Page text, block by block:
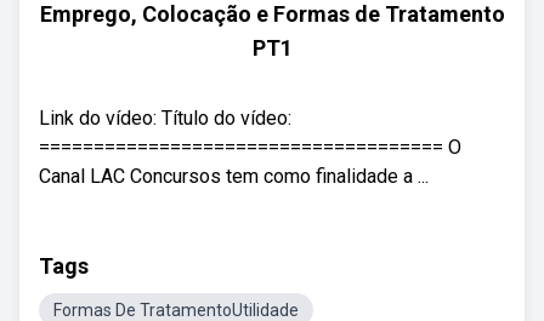
Emprego, Colocação e Formas de Tratamento
PT1
Link do vídeo: Título do vídeo:
===================================== O
Canal LAC Concursos tem como finalidade a ...
Tags
Formas De TratamentoUtilidade